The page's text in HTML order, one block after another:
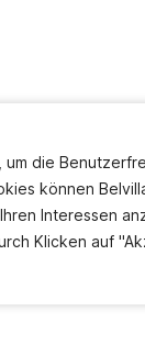
die
können
Interessen
Klicken auf
Wartezeit.